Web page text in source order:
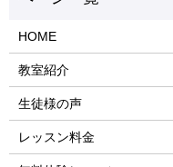
HOME
教室紹介
生徒様の声
レッスン料金